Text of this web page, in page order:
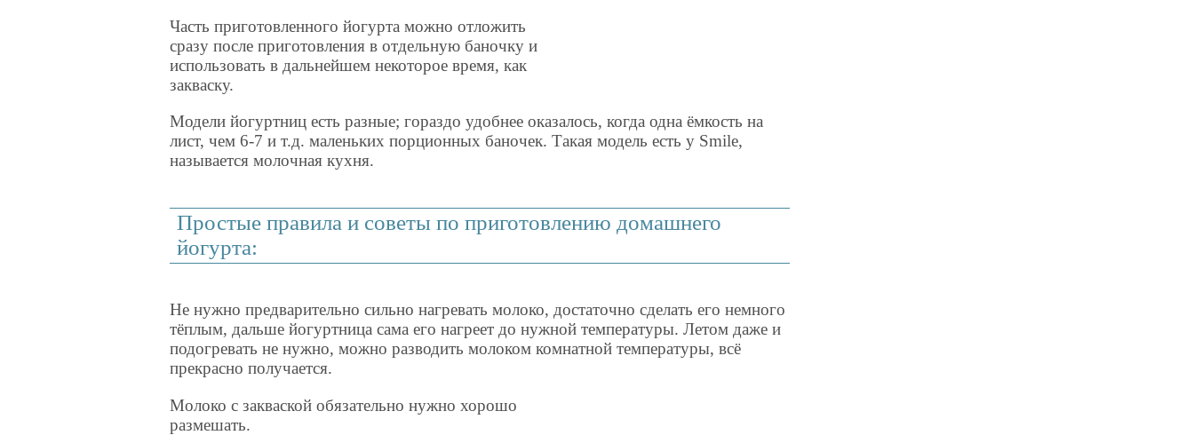
Часть приготовленного йогурта можно отложить
сразу после приготовления в отдельную баночку и
использовать в дальнейшем некоторое время, как
закваску.
Модели йогуртниц есть разные; гораздо удобнее оказалось, когда одна ёмкость на
лист, чем 6-7 и т.д. маленьких порционных баночек. Такая модель есть у Smile,
называется молочная кухня.
Простые правила и советы по приготовлению домашнего
йогурта:
Не нужно предварительно сильно нагревать молоко, достаточно сделать его немного
тёплым, дальше йогуртница сама его нагреет до нужной температуры. Летом даже и
подогревать не нужно, можно разводить молоком комнатной температуры, всё
прекрасно получается.
Молоко с закваской обязательно нужно хорошо
размешать.